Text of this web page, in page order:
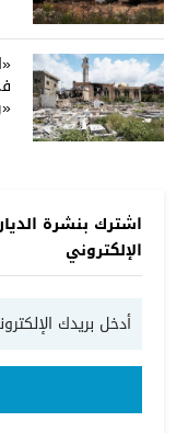
اشترك بنشرة
الإلكتروني